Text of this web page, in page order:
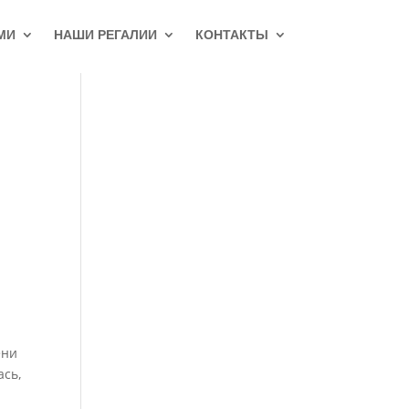
НАШИ РЕГАЛИИ КОНТАКТЫ